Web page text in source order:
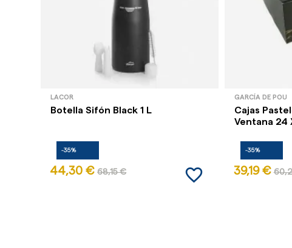
LACOR
Botella Sifón Black 1 L
-35%
44,30 € 68,15 € favorite_border
GARCÍA DE POU
Cajas
Ventana 24
-35%
39,19 €